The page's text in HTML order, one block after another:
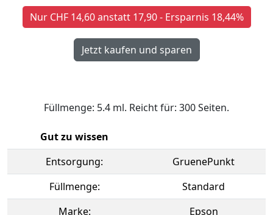
Nur CHF 14,60 anstatt 17,90 - Ersparnis 18,44%
Füllmenge: 5.4 ml. Reicht für: 300 Seiten.
Gut zu wissen
Entsorgung:
GruenePunkt
Füllmenge:
Standard
Marke:
Epson